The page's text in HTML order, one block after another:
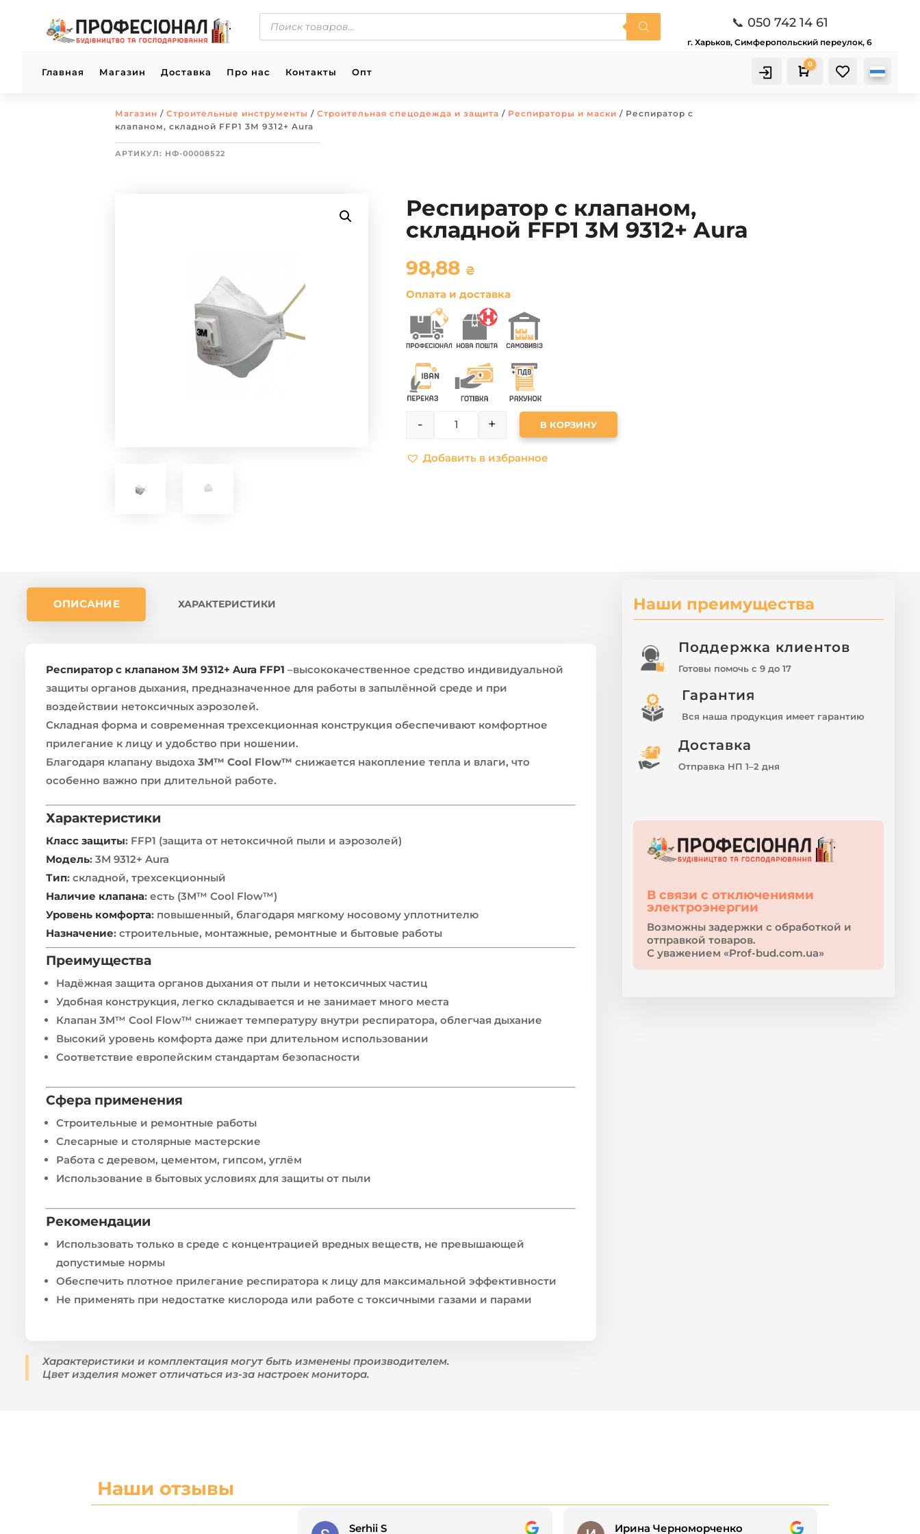
ПОИСК
ТОВАРОВ
📞 050 742 14 61
г. Харьков, Симферопольский переулок, 6
Главная Магазин Доставка Про нас Контакты Опт Корзина
0

Магазин / Строительные инструменты / Строительная спецодежда и защита / Респираторы и маски / Респиратор с
клапаном, складной FFP1 3М 9312+ Aura
АРТИКУЛ: НФ-00008522
Респиратор с клапаном,
складной FFP1 3М 9312+ Aura
98,88 ₴
Оплата и доставка
QUANTITY
- + В КОРЗИНУ
Добавить в избранное
ОПИСАНИЕ ХАРАКТЕРИСТИКИ
Респиратор с клапаном 3M 9312+ Aura FFP1 –высококачественное средство индивидуальной
защиты органов дыхания, предназначенное для работы в запылённой среде и при
воздействии нетоксичных аэрозолей.
Складная форма и современная трехсекционная конструкция обеспечивают комфортное
прилегание к лицу и удобство при ношении.
Благодаря клапану выдоха 3M™ Cool Flow™ снижается накопление тепла и влаги, что
особенно важно при длительной работе.
Характеристики
Класс защиты: FFP1 (защита от нетоксичной пыли и аэрозолей)
Модель: 3M 9312+ Aura
Тип: складной, трехсекционный
Наличие клапана: есть (3M™ Cool Flow™)
Уровень комфорта: повышенный, благодаря мягкому носовому уплотнителю
Назначение: строительные, монтажные, ремонтные и бытовые работы
Преимущества
Надёжная защита органов дыхания от пыли и нетоксичных частиц
Удобная конструкция, легко складывается и не занимает много места
Клапан 3M™ Cool Flow™ снижает температуру внутри респиратора, облегчая дыхание
Высокий уровень комфорта даже при длительном использовании
Соответствие европейским стандартам безопасности
Сфера применения
Строительные и ремонтные работы
Слесарные и столярные мастерские
Работа с деревом, цементом, гипсом, углём
Использование в бытовых условиях для защиты от пыли
Рекомендации
Использовать только в среде с концентрацией вредных веществ, не превышающей
допустимые нормы
Обеспечить плотное прилегание респиратора к лицу для максимальной эффективности
Не применять при недостатке кислорода или работе с токсичными газами и парами
Характеристики и комплектация могут быть изменены производителем.
Цвет изделия может отличаться из-за настроек монитора.
Наши преимущества
Поддержка клиентов
Готовы помочь с 9 до 17
Гарантия
Вся наша продукция имеет гарантию
Доставка
Отправка НП 1–2 дня
В связи с отключениями
электроэнергии
Возможны задержки с обработкой и
отправкой товаров.
С уважением «Prof-bud.com.ua»
Наши отзывы
Serhii S Ирина Черноморченко